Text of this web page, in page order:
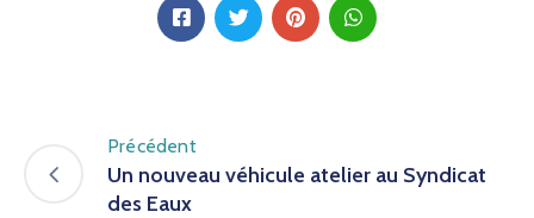
Précédent
Un nouveau véhicule atelier au Syndicat
des Eaux